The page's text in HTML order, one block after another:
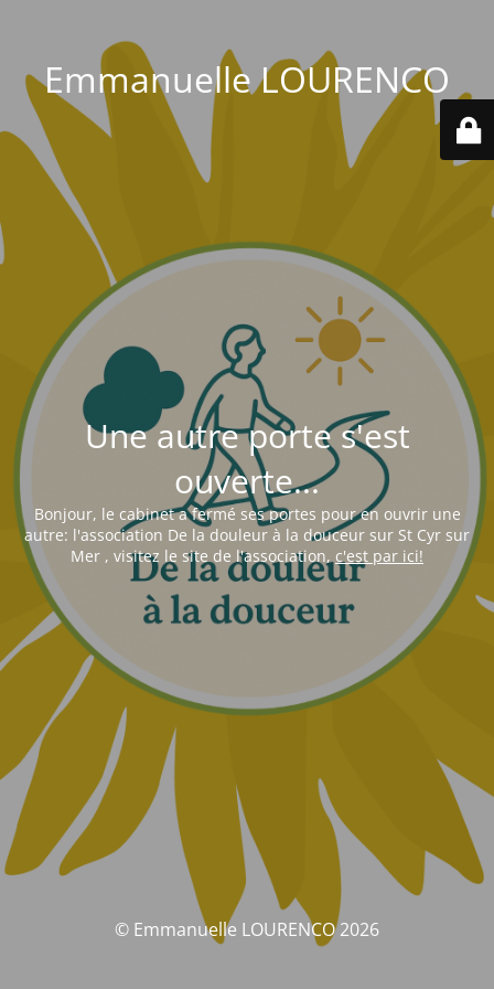
Emmanuelle LOURENCO
Une autre porte s'est
ouverte...
Bonjour, le cabinet a fermé ses portes pour en ouvrir une
autre: l'association De la douleur à la douceur sur St Cyr sur
Mer , visitez le site de l'association, c'est par ici!
© Emmanuelle LOURENCO 2026